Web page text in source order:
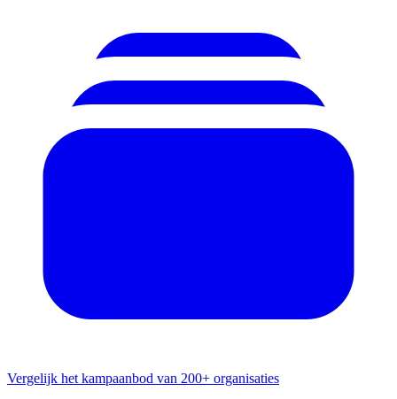
Vergelijk het kampaanbod van 200+ organisaties